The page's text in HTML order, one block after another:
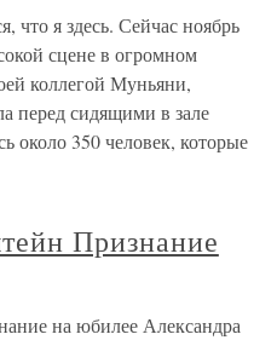
что я здесь. Сейчас ноябрь
сцене в огромном
коллегой Муньяни,
перед сидящими в зале
около 350 человек, которые
Признание
на юбилее Александра